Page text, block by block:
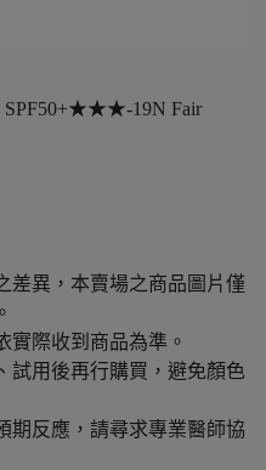
SPF50+★★★-19N Fair
差異，本賣場之商品圖片僅
實際收到商品為準。
試用後再行購買，避免顏色
期反應，請尋求專業醫師協